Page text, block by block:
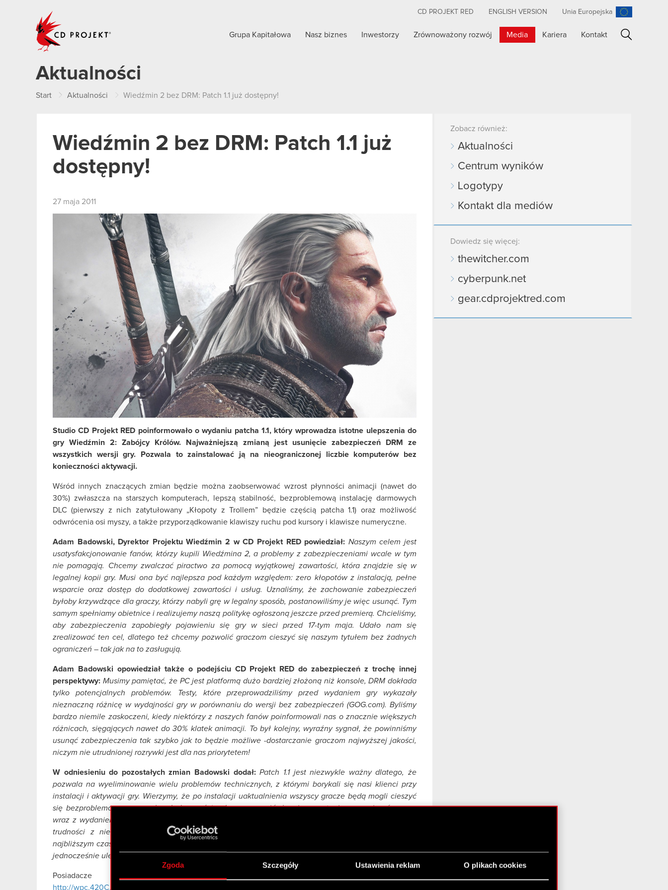
Zgoda Szczegóły Ustawienia reklam O plikach cookies
CD PROJEKT RED ENGLISH VERSION Unia Europejska
Grupa Kapitałowa Nasz biznes Inwestorzy Zrównoważony rozwój Media Kariera Kontakt
Aktualności
Start Aktualności Wiedźmin 2 bez DRM: Patch 1.1 już dostępny!
Wiedźmin 2 bez DRM: Patch 1.1 już
dostępny!
27 maja 2011
Studio CD Projekt RED poinformowało o wydaniu patcha 1.1, który wprowadza istotne ulepszenia do
gry Wiedźmin 2: Zabójcy Królów. Najważniejszą zmianą jest usunięcie zabezpieczeń DRM ze
wszystkich wersji gry. Pozwala to zainstalować ją na nieograniczonej liczbie komputerów bez
konieczności aktywacji.
Wśród innych znaczących zmian będzie można zaobserwować wzrost płynności animacji (nawet do
30%) zwłaszcza na starszych komputerach, lepszą stabilność, bezproblemową instalację darmowych
DLC (pierwszy z nich zatytułowany „Kłopoty z Trollem” będzie częścią patcha 1.1) oraz możliwość
odwrócenia osi myszy, a także przyporządkowanie klawiszy ruchu pod kursory i klawisze numeryczne.
Adam Badowski, Dyrektor Projektu Wiedźmin 2 w CD Projekt RED powiedział: Naszym celem jest
usatysfakcjonowanie fanów, którzy kupili Wiedźmina 2, a problemy z zabezpieczeniami wcale w tym
nie pomagają. Chcemy zwalczać piractwo za pomocą wyjątkowej zawartości, która znajdzie się w
legalnej kopii gry. Musi ona być najlepsza pod każdym względem: zero kłopotów z instalacją, pełne
wsparcie oraz dostęp do dodatkowej zawartości i usług. Uznaliśmy, że zachowanie zabezpieczeń
byłoby krzywdzące dla graczy, którzy nabyli grę w legalny sposób, postanowiliśmy je więc usunąć. Tym
samym spełniamy obietnice i realizujemy naszą politykę ogłoszoną jeszcze przed premierą. Chcieliśmy,
aby zabezpieczenia zapobiegły pojawieniu się gry w sieci przed 17-tym maja. Udało nam się
zrealizować ten cel, dlatego też chcemy pozwolić graczom cieszyć się naszym tytułem bez żadnych
ograniczeń – tak jak na to zasługują.
Adam Badowski opowiedział także o podejściu CD Projekt RED do zabezpieczeń z trochę innej
perspektywy: Musimy pamiętać, że PC jest platformą dużo bardziej złożoną niż konsole, DRM dokłada
tylko potencjalnych problemów. Testy, które przeprowadziliśmy przed wydaniem gry wykazały
nieznaczną różnicę w wydajności gry w porównaniu do wersji bez zabezpieczeń (GOG.com). Byliśmy
bardzo niemile zaskoczeni, kiedy niektórzy z naszych fanów poinformowali nas o znacznie większych
różnicach, sięgających nawet do 30% klatek animacji. To był kolejny, wyraźny sygnał, że powinniśmy
usunąć zabezpieczenia tak szybko jak to będzie możliwe -dostarczanie graczom najwyższej jakości,
niczym nie utrudnionej rozrywki jest dla nas priorytetem!
W odniesieniu do pozostałych zmian Badowski dodał: Patch 1.1 jest niezwykle ważny dlatego, że
pozwala na wyeliminowanie wielu problemów technicznych, z którymi borykali się nasi klienci przy
instalacji i aktywacji gry. Wierzymy, że po instalacji uaktualnienia wszyscy gracze będą mogli cieszyć
się bezproblemową rozgrywką. Jednocześnie chcę zapewnić, że nie przestaniemy wspierać graczy
wraz z wydaniem tego patcha. Jeżeli nadal będą tematy, z którymi będziecie mieć problemy, jak np.
trudności z niektórymi konfiguracjami sprzętowymi, możecie spodziewać się ich rozwiązania w
najbliższym czasie. Opinie, które stale otrzymujemy od graczy pozwalają nam dodawać nowe funkcje i
jednocześnie ulepszać grę, tak aby każdy mógł być maksymalnie zadowolony grania w Wiedźmina 2.
Posiadacze
http://wpc.420C.edgecastcdn.net/00420C/files/P1_1/Patcher_1.1_PL.exe
Zobacz również:
Aktualności
Centrum wyników
Logotypy
Kontakt dla mediów
Dowiedz się więcej:
thewitcher.com
cyberpunk.net
gear.cdprojektred.com